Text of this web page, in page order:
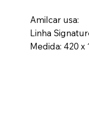
Amilcar usa:
Linha
Medida: 420 x